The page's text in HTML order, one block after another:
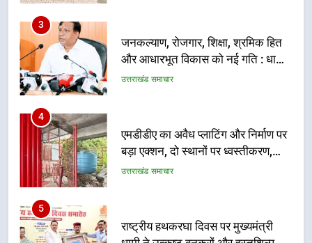
4
एमडीडीए का अवैध प्लाटिंग और निर्माण पर
बड़ा एक्शन, दो स्थानों पर ध्वस्तीकरण,
मसूरी मार्ग पर अवैध निर्माण सील
उत्तराखंड समाचार
5
राष्ट्रीय हथकरघा दिवस पर मुख्यमंत्री
धामी ने उत्कृष्ट बुनकरों और हस्तशिल्प
कारीगरों को किया सम्मानित
उत्तराखंड समाचार
6
उत्तराखंड कांग्रेस में बड़ा संगठनात्मक